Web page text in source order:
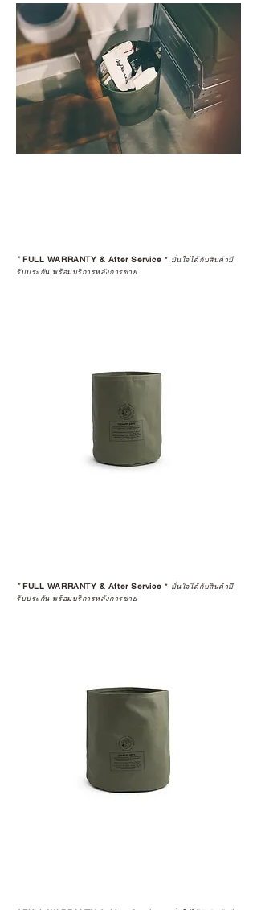
*FULL WARRANTY & After Service * มั่นใจได้กับสินค้ามี
รับประกัน พร้อมบริการหลังการขาย
*FULL WARRANTY & After Service * มั่นใจได้กับสินค้ามี
รับประกัน พร้อมบริการหลังการขาย